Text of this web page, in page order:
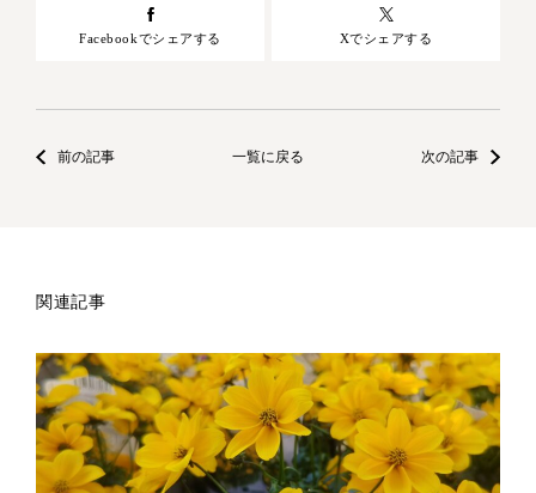
Facebookでシェアする Xでシェアする
前の記事 一覧に戻る 次の記事
関連記事